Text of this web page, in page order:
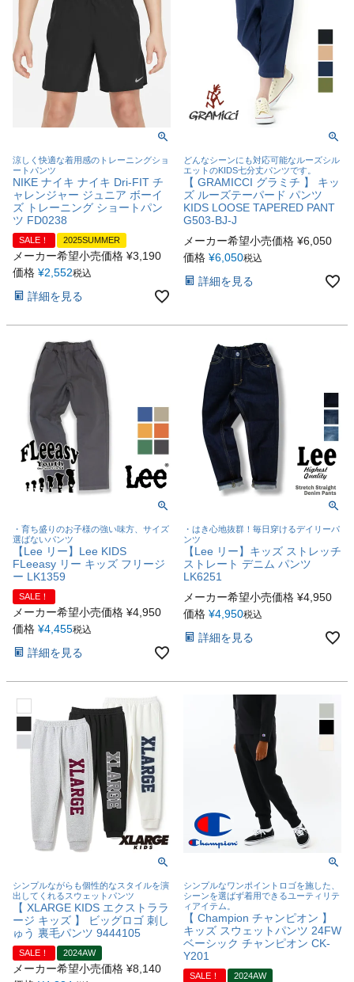
涼しく快適な着用感のトレーニングショ
ートパンツ
NIKE ナイキ ナイキ Dri-FIT チ
ャレンジャー ジュニア ボーイ
ズ トレーニング ショートパン
ツ FD0238
SALE！ 2025SUMMER
メーカー希望小売価格 ¥3,190
価格 ¥2,552税込
詳細を見る
どんなシーンにも対応可能なルーズシル
エットのKIDS七分丈パンツです。
【 GRAMICCI グラミチ 】 キッ
ズ ルーズテーパード パンツ
KIDS LOOSE TAPERED PANT
G503-BJ-J
メーカー希望小売価格 ¥6,050
価格 ¥6,050税込
詳細を見る
・育ち盛りのお子様の強い味方、サイズ
選ばないパンツ
【Lee リー】Lee KIDS
FLeeasy リー キッズ フリージ
ー LK1359
SALE！
メーカー希望小売価格 ¥4,950
価格 ¥4,455税込
詳細を見る
・はき心地抜群！毎日穿けるデイリーパ
ンツ
【Lee リー】キッズ ストレッチ
ストレート デニム パンツ
LK6251
メーカー希望小売価格 ¥4,950
価格 ¥4,950税込
詳細を見る
シンプルながらも個性的なスタイルを演
出してくれるスウェットパンツ
【 XLARGE KIDS エクストララ
ージ キッズ 】 ビッグロゴ 刺し
ゅう 裏毛パンツ 9444105
SALE！ 2024AW
メーカー希望小売価格 ¥8,140
シンプルなワンポイントロゴを施した、
シーンを選ばず着用できるユーティリテ
ィアイテム。
【 Champion チャンピオン 】
キッズ スウェットパンツ 24FW
ベーシック チャンピオン CK-
Y201
SALE！ 2024AW